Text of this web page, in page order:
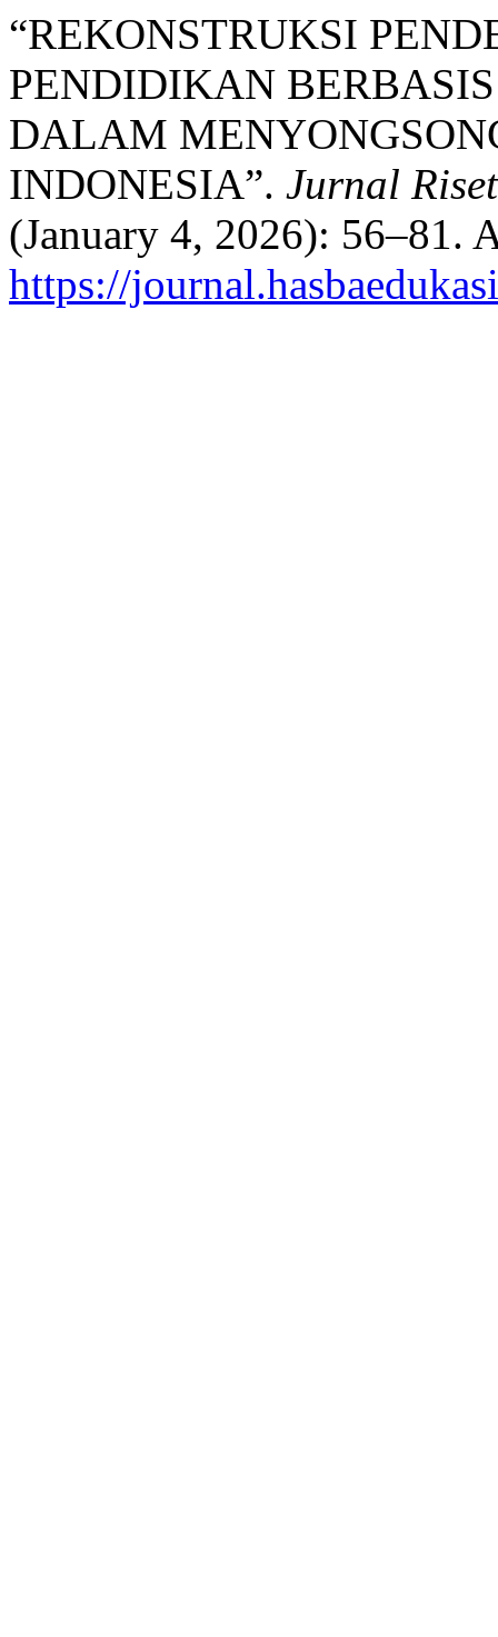
“REKONSTRUKSI
PENDIDIKAN
DALAM
INDONESIA”. Jurnal
(January 4, 2026): 56–81.
https://